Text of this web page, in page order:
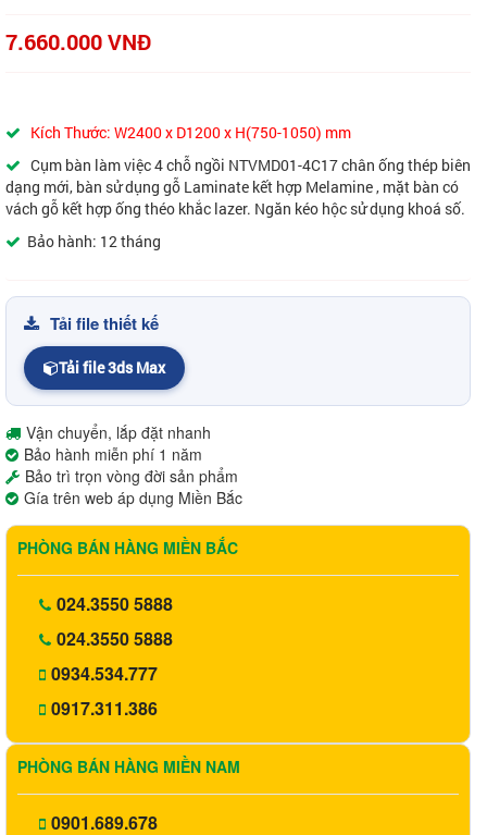
7.660.000 VNĐ
Kích Thước: W2400 x D1200 x H(750-1050) mm
Cụm bàn làm việc 4 chỗ ngồi NTVMD01-4C17 chân ống thép biên
dạng mới, bàn sử dụng gỗ Laminate kết hợp Melamine , mặt bàn có
vách gỗ kết hợp ống théo khắc lazer. Ngăn kéo hộc sử dụng khoá số.
Bảo hành: 12 tháng
Tải file thiết kế
Tải file 3ds Max
Vận chuyển, lắp đặt nhanh
Bảo hành miễn phí 1 năm
Bảo trì trọn vòng đời sản phẩm
Gía trên web áp dụng Miền Bắc
PHÒNG BÁN HÀNG MIỀN BẮC
024.3550 5888
024.3550 5888
0934.534.777
0917.311.386
PHÒNG BÁN HÀNG MIỀN NAM
0901.689.678